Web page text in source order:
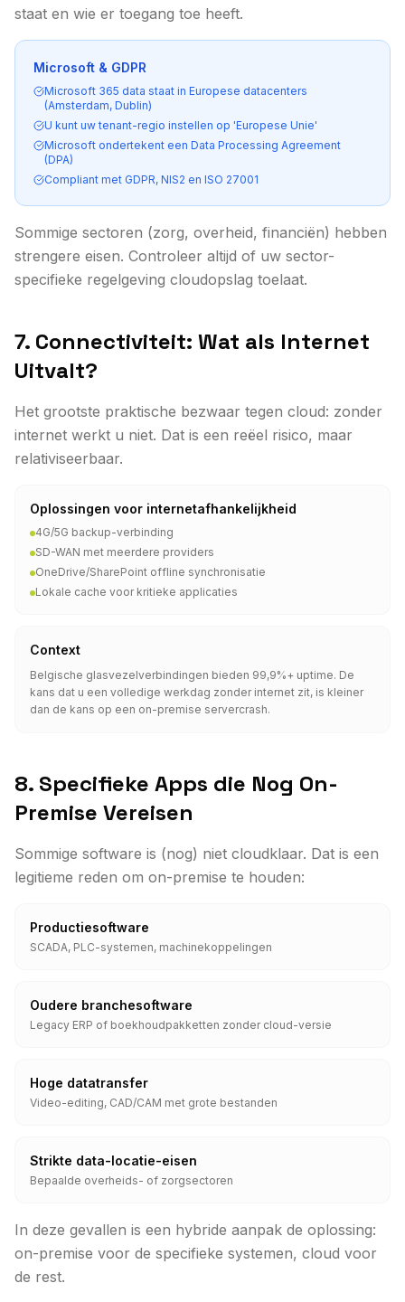
staat en wie er toegang toe heeft.
Microsoft & GDPR
Microsoft 365 data staat in Europese datacenters
(Amsterdam, Dublin)
U kunt uw tenant-regio instellen op 'Europese Unie'
Microsoft ondertekent een Data Processing Agreement
(DPA)
Compliant met GDPR, NIS2 en ISO 27001
Sommige sectoren (zorg, overheid, financiën) hebben
strengere eisen. Controleer altijd of uw sector-
specifieke regelgeving cloudopslag toelaat.
7. Connectiviteit: Wat als Internet
Uitvalt?
Het grootste praktische bezwaar tegen cloud: zonder
internet werkt u niet. Dat is een reëel risico, maar
relativiseerbaar.
Oplossingen voor internetafhankelijkheid
4G/5G backup-verbinding
SD-WAN met meerdere providers
OneDrive/SharePoint offline synchronisatie
Lokale cache voor kritieke applicaties
Context
Belgische glasvezelverbindingen bieden 99,9%+ uptime. De
kans dat u een volledige werkdag zonder internet zit, is kleiner
dan de kans op een on-premise servercrash.
8. Specifieke Apps die Nog On-
Premise Vereisen
Sommige software is (nog) niet cloudklaar. Dat is een
legitieme reden om on-premise te houden:
Productiesoftware
SCADA, PLC-systemen, machinekoppelingen
Oudere branchesoftware
Legacy ERP of boekhoudpakketten zonder cloud-versie
Hoge datatransfer
Video-editing, CAD/CAM met grote bestanden
Strikte data-locatie-eisen
Bepaalde overheids- of zorgsectoren
In deze gevallen is een hybride aanpak de oplossing:
on-premise voor de specifieke systemen, cloud voor
de rest.